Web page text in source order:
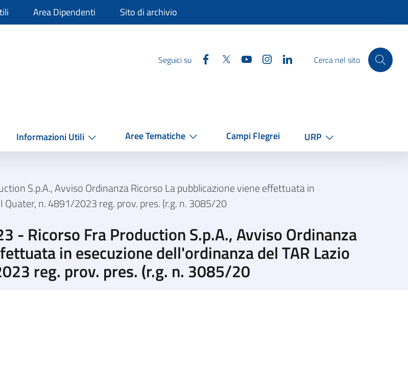
Area Dipendenti Sito di archivio
Seguici su Facebook
Twitter YouTube InstagramLinkedinCerca nel sito
Informazioni Utili Aree Tematiche Campi Flegrei URP
S.p.A., Avviso Ordinanza Ricorso La pubblicazione viene effettuata in
Quater, n. 4891/2023 reg. prov. pres. (r.g. n. 3085/20
- Ricorso Fra Production S.p.A., Avviso Ordinanza
in esecuzione dell'ordinanza del TAR Lazio
reg. prov. pres. (r.g. n. 3085/20